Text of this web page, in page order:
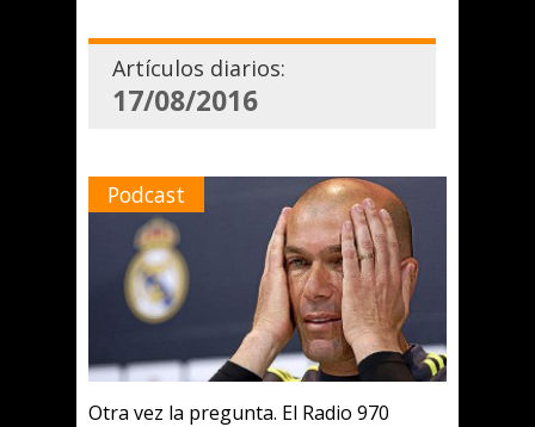
Artículos diarios:
17/08/2016
Podcast
Otra vez la pregunta. El Radio 970